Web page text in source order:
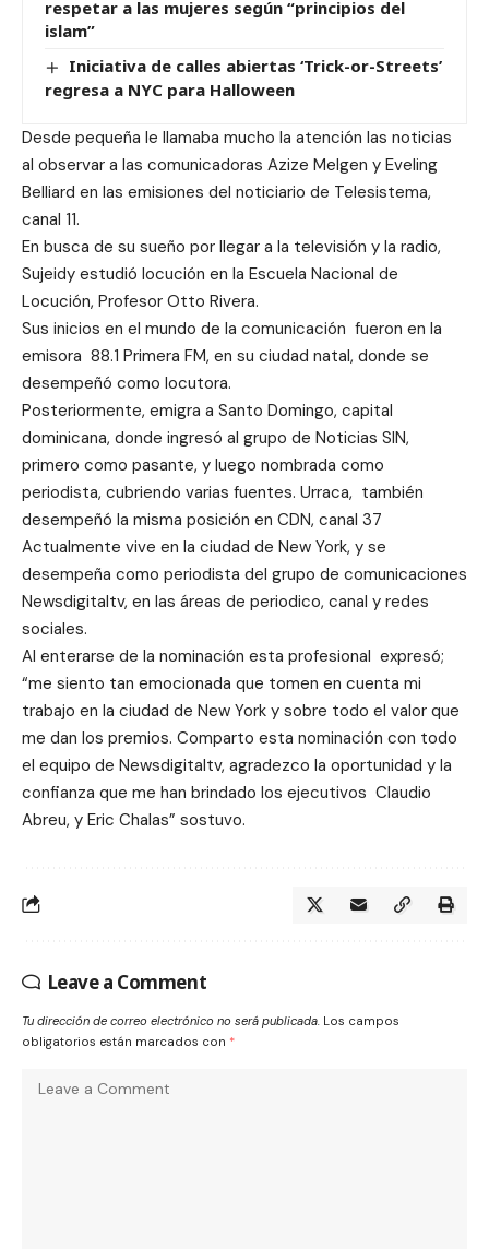
respetar a las mujeres según “principios del
islam”
Iniciativa de calles abiertas ‘Trick-or-Streets’
regresa a NYC para Halloween
Desde pequeña le llamaba mucho la atención las noticias
al observar a las comunicadoras Azize Melgen y Eveling
Belliard en las emisiones del noticiario de Telesistema,
canal 11.
En busca de su sueño por llegar a la televisión y la radio,
Sujeidy estudió locución en la Escuela Nacional de
Locución, Profesor Otto Rivera.
Sus inicios en el mundo de la comunicación fueron en la
emisora 88.1 Primera FM, en su ciudad natal, donde se
desempeñó como locutora.
Posteriormente, emigra a Santo Domingo, capital
dominicana, donde ingresó al grupo de Noticias SIN,
primero como pasante, y luego nombrada como
periodista, cubriendo varias fuentes. Urraca, también
desempeñó la misma posición en CDN, canal 37
Actualmente vive en la ciudad de New York, y se
desempeña como periodista del grupo de comunicaciones
Newsdigitaltv, en las áreas de periodico, canal y redes
sociales.
Al enterarse de la nominación esta profesional expresó;
“me siento tan emocionada que tomen en cuenta mi
trabajo en la ciudad de New York y sobre todo el valor que
me dan los premios. Comparto esta nominación con todo
el equipo de Newsdigitaltv, agradezco la oportunidad y la
confianza que me han brindado los ejecutivos Claudio
Abreu, y Eric Chalas” sostuvo.
Leave a Comment
Tu dirección de correo electrónico no será publicada. Los campos
obligatorios están marcados con *